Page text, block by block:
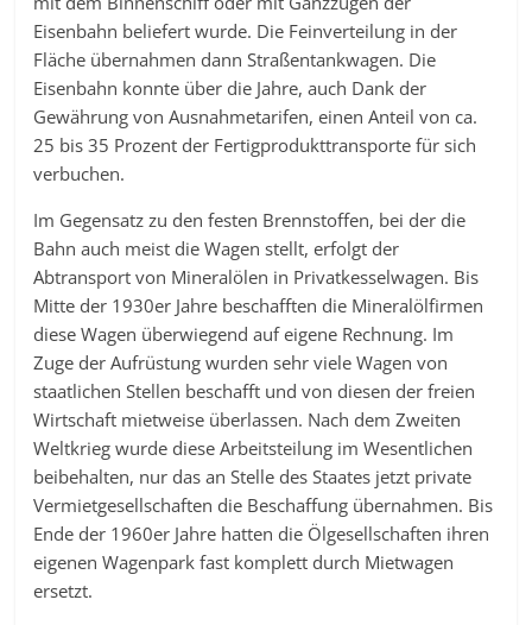
Eisenbahn beliefert wurde. Die Feinverteilung in der
Fläche übernahmen dann Straßentankwagen. Die
Eisenbahn konnte über die Jahre, auch Dank der
Gewährung von Ausnahmetarifen, einen Anteil von ca.
25 bis 35 Prozent der Fertigprodukttransporte für sich
verbuchen.
Im Gegensatz zu den festen Brennstoffen, bei der die
Bahn auch meist die Wagen stellt, erfolgt der
Abtransport von Mineralölen in Privatkesselwagen. Bis
Mitte der 1930er Jahre beschafften die Mineralölfirmen
diese Wagen überwiegend auf eigene Rechnung. Im
Zuge der Aufrüstung wurden sehr viele Wagen von
staatlichen Stellen beschafft und von diesen der freien
Wirtschaft mietweise überlassen. Nach dem Zweiten
Weltkrieg wurde diese Arbeitsteilung im Wesentlichen
beibehalten, nur das an Stelle des Staates jetzt private
Vermietgesellschaften die Beschaffung übernahmen. Bis
Ende der 1960er Jahre hatten die Ölgesellschaften ihren
eigenen Wagenpark fast komplett durch Mietwagen
ersetzt.